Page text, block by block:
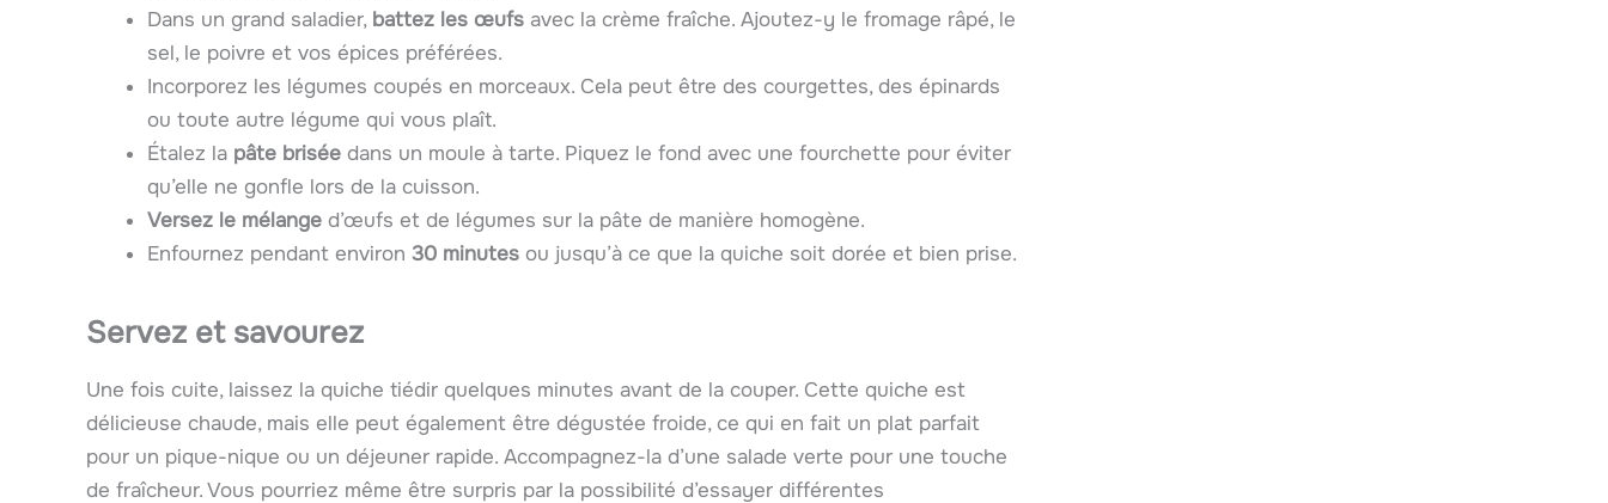
Dans un grand saladier, battez les œufs avec la crème fraîche. Ajoutez-y le fromage râpé, le
sel, le poivre et vos épices préférées.
Incorporez les légumes coupés en morceaux. Cela peut être des courgettes, des épinards
ou toute autre légume qui vous plaît.
Étalez la pâte brisée dans un moule à tarte. Piquez le fond avec une fourchette pour éviter
qu’elle ne gonfle lors de la cuisson.
Versez le mélange d’œufs et de légumes sur la pâte de manière homogène.
Enfournez pendant environ 30 minutes ou jusqu’à ce que la quiche soit dorée et bien prise.
Servez et savourez
Une fois cuite, laissez la quiche tiédir quelques minutes avant de la couper. Cette quiche est
délicieuse chaude, mais elle peut également être dégustée froide, ce qui en fait un plat parfait
pour un pique-nique ou un déjeuner rapide. Accompagnez-la d’une salade verte pour une touche
de fraîcheur. Vous pourriez même être surpris par la possibilité d’essayer différentes